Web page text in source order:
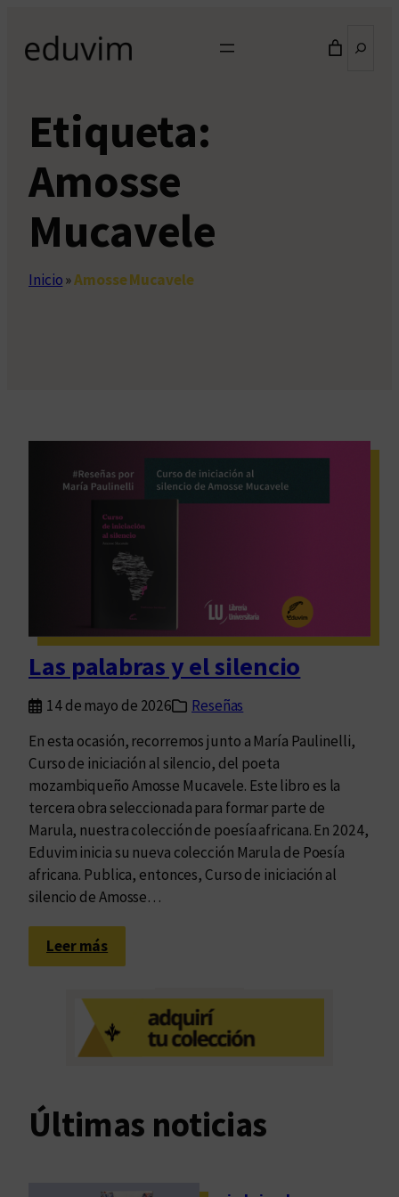
contenido
Etiqueta:
Amosse
Mucavele
Inicio»Amosse Mucavele
Las palabras y el silencio
14 de mayo de 2026
Reseñas
En esta ocasión, recorremos junto a María Paulinelli,
Curso de iniciación al silencio, del poeta
mozambiqueño Amosse Mucavele. Este libro es la
tercera obra seleccionada para formar parte de
Marula, nuestra colección de poesía africana. En 2024,
Eduvim inicia su nueva colección Marula de Poesía
africana. Publica, entonces, Curso de iniciación al
silencio de Amosse…
Leer más:
L
p
a
b
s
Últimas noticias